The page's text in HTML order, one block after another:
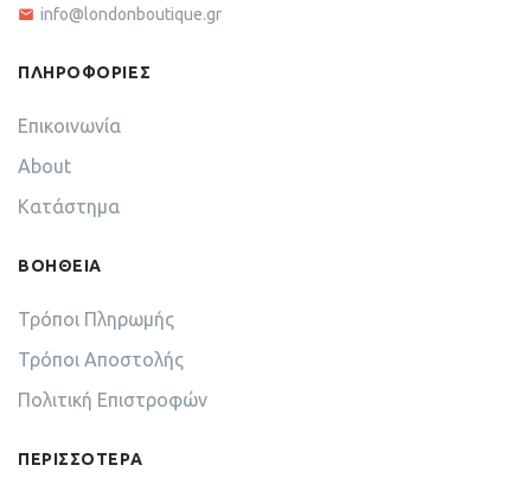
info@londonboutique.gr
ΠΛΗΡΟΦΟΡΙΕΣ
Επικοινωνία
About
Κατάστημα
ΒΟΗΘΕΙΑ
Τρόποι Πληρωμής
Τρόποι Αποστολής
Πολιτική Επιστροφών
ΠΕΡΙΣΣΟΤΕΡΑ